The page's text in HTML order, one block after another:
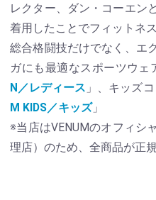
レクター、ダン・コーエン
着用したことでフィットネ
総合格闘技だけでなく、エ
ガにも最適なスポーツウェ
N／レディース 」、キッズ
M KIDS／キッズ」
※当店はVENUMのオフィシ
理店）のため、全商品が正規